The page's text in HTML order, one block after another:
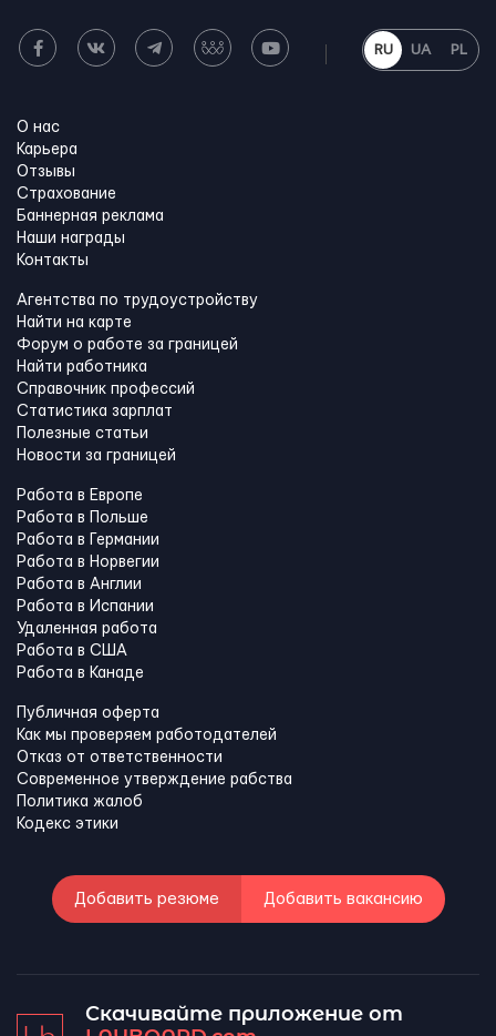
RU UA PL
О нас
Карьера
Отзывы
Страхование
Баннерная реклама
Наши награды
Контакты
Агентства по трудоустройству
Найти на карте
Форум о работе за границей
Найти работника
Справочник профессий
Статистика зарплат
Полезные статьи
Новости за границей
Работа в Европе
Работа в Польше
Работа в Германии
Работа в Норвегии
Работа в Англии
Работа в Испании
Удаленная работа
Работа в США
Работа в Канадe
Публичная оферта
Как мы проверяем работодателей
Отказ от ответственности
Современное утверждение рабства
Политика жалоб
Кодекс этики
Добавить резюме Добавить вакансию
Скачивайте приложение от